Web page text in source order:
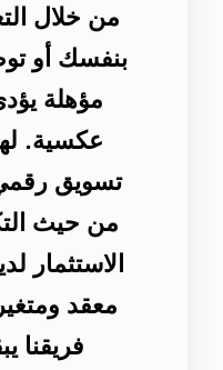
من خلال
بنفسك أو
مؤهلة
عكسية.
تسويق رقمي
من حيث
الاستثمار
معقد
فريقنا